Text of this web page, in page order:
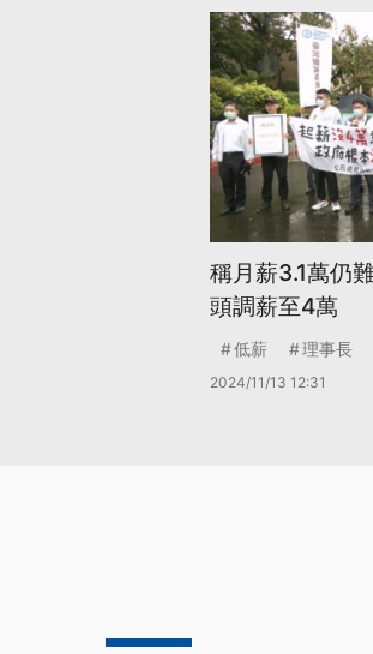
稱月薪3.1萬仍
頭調薪至4萬
低薪 理事長
2024/11/13 12:31